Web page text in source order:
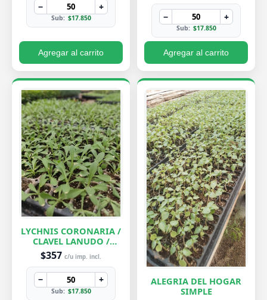
− +
Sub: $17.850
Agregar al carrito
− +
Sub: $17.850
Agregar al carrito
LYCHNIS CORONARIA /
CLAVEL LANUDO /
ABUELA
$357 c/u imp. incl.
− +
Sub: $17.850
ALEGRIA DEL HOGAR
SIMPLE